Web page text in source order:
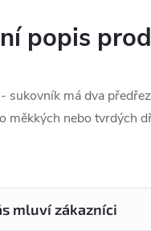
popis
sukovník má dva
měkkých nebo tvrdých